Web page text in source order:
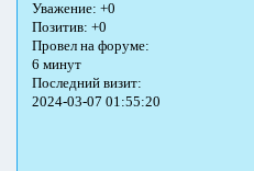
Уважение: +0
Позитив: +0
Провел на форуме:
6 минут
Последний визит:
2024-03-07 01:55:20